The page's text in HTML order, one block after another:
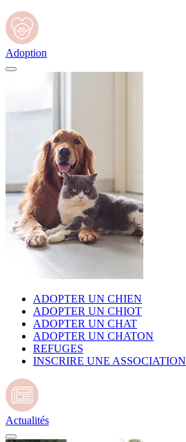
Adoption
ADOPTER UN CHIEN
ADOPTER UN CHIOT
ADOPTER UN CHAT
ADOPTER UN CHATON
REFUGES
INSCRIRE UNE ASSOCIATION
Actualités